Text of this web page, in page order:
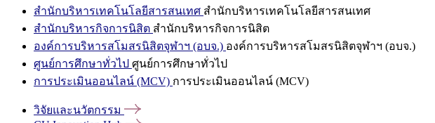
สำนักบริหารเทคโนโลยีสารสนเทศ สำนักบริหารเทคโนโลยีสารสนเทศ
สำนักบริหารกิจการนิสิต สำนักบริหารกิจการนิสิต
องค์การบริหารสโมสรนิสิตจุฬาฯ (อบจ.) องค์การบริหารสโมสรนิสิตจุฬาฯ (อบจ.)
ศูนย์การศึกษาทั่วไป ศูนย์การศึกษาทั่วไป
การประเมินออนไลน์ (MCV) การประเมินออนไลน์ (MCV)
วิจัยและนวัตกรรม